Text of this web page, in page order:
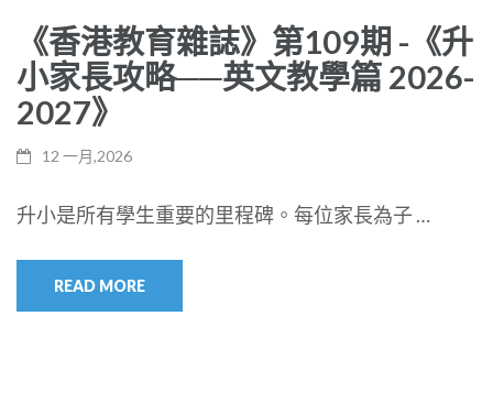
《香港教育雜誌》第109期 -《升
小家長攻略──英文教學篇 2026-
2027》
12 一月,2026
升小是所有學生重要的里程碑。每位家長為子 …
READ MORE